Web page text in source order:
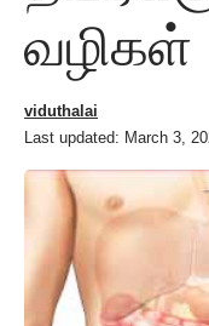
வழிகள்
Last updated: March 3,
viduthalai